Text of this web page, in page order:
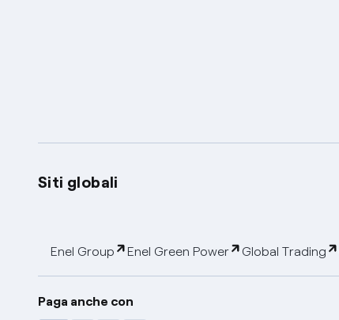
Siti globali
Enel Group Enel Green Power Global Trading
Paga anche con